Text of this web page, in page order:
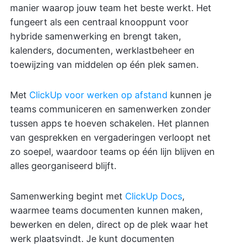
manier waarop jouw team het beste werkt. Het
fungeert als een centraal knooppunt voor
hybride samenwerking en brengt taken,
kalenders, documenten, werklastbeheer en
toewijzing van middelen op één plek samen.
Met ClickUp voor werken op afstand kunnen je
teams communiceren en samenwerken zonder
tussen apps te hoeven schakelen. Het plannen
van gesprekken en vergaderingen verloopt net
zo soepel, waardoor teams op één lijn blijven en
alles georganiseerd blijft.
Samenwerking begint met ClickUp Docs,
waarmee teams documenten kunnen maken,
bewerken en delen, direct op de plek waar het
werk plaatsvindt. Je kunt documenten